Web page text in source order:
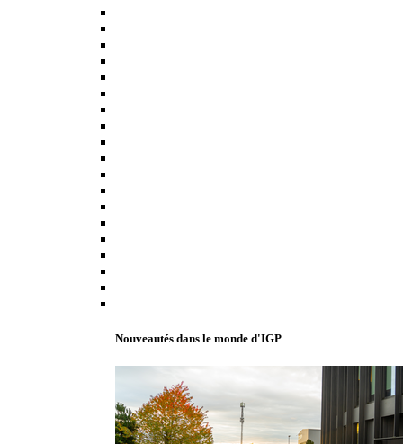
Nouveautés dans le monde d'IGP